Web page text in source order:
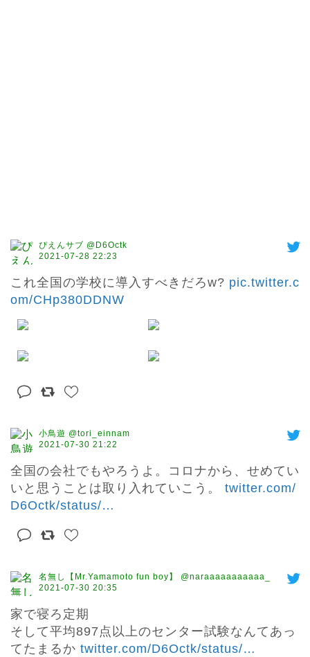
ぴえんサブ @D6Octk
2021-07-28 22:23
これ全国の学校に導入すべきだろw? pic.twitter.c
om/CHp380DDNW
小鳥遊 @tori_einnam
2021-07-30 21:22
全国の会社でもやろうよ。コロナから、せめてい
いと思うことは取り入れていこう。 twitter.com/
D6Octk/status/…
名無し【Mr.Yamamoto fun boy】 @naraaaaaaaaaaa_
2021-07-30 20:35
家で寝ろ定期
そして平均897点以上のセンター試験なんてあっ
てたまるか twitter.com/D6Octk/status/…